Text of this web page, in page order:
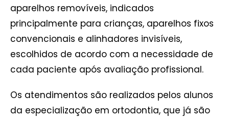
aparelhos removíveis, indicados
principalmente para crianças, aparelhos fixos
convencionais e alinhadores invisíveis,
escolhidos de acordo com a necessidade de
cada paciente após avaliação profissional.
Os atendimentos são realizados pelos alunos
da especialização em ortodontia, que já são